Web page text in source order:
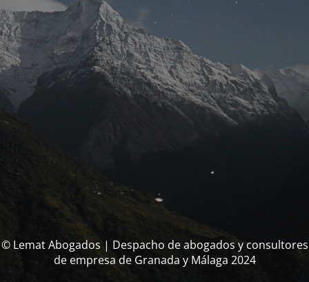
© Lemat Abogados | Despacho de abogados y consultores
de empresa de Granada y Málaga 2024